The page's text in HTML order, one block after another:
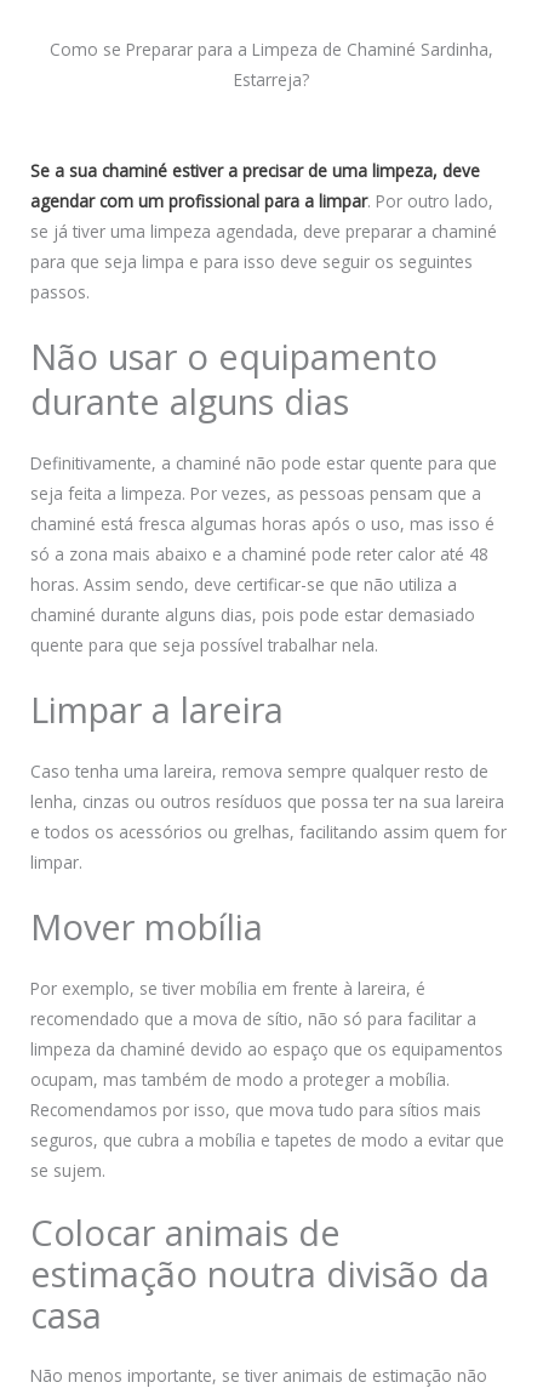
Como se Preparar para a Limpeza de Chaminé Sardinha,
Estarreja?
Se a sua chaminé estiver a precisar de uma limpeza, deve
agendar com um profissional para a limpar. Por outro lado,
se já tiver uma limpeza agendada, deve preparar a chaminé
para que seja limpa e para isso deve seguir os seguintes
passos.
Não usar o equipamento
durante alguns dias
Definitivamente, a chaminé não pode estar quente para que
seja feita a limpeza. Por vezes, as pessoas pensam que a
chaminé está fresca algumas horas após o uso, mas isso é
só a zona mais abaixo e a chaminé pode reter calor até 48
horas. Assim sendo, deve certificar-se que não utiliza a
chaminé durante alguns dias, pois pode estar demasiado
quente para que seja possível trabalhar nela.
Limpar a lareira
Caso tenha uma lareira, remova sempre qualquer resto de
lenha, cinzas ou outros resíduos que possa ter na sua lareira
e todos os acessórios ou grelhas, facilitando assim quem for
limpar.
Mover mobília
Por exemplo, se tiver mobília em frente à lareira, é
recomendado que a mova de sítio, não só para facilitar a
limpeza da chaminé devido ao espaço que os equipamentos
ocupam, mas também de modo a proteger a mobília.
Recomendamos por isso, que mova tudo para sítios mais
seguros, que cubra a mobília e tapetes de modo a evitar que
se sujem.
Colocar animais de
estimação noutra divisão da
casa
Não menos importante, se tiver animais de estimação não